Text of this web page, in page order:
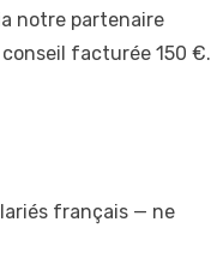
notre partenaire
facturée 150 €.
français — ne